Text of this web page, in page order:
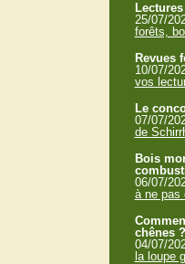
25/07/
forêts,
Revues
10/07/
vos
Le
07/07/
de
Bois
06/07/
à ne pas
chênes ?
04/07/
la loupe